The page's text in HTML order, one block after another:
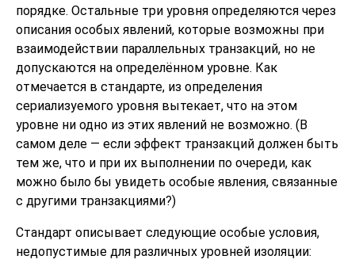
порядке. Остальные три уровня определяются через
описания особых явлений, которые возможны при
взаимодействии параллельных транзакций, но не
допускаются на определённом уровне. Как
отмечается в стандарте, из определения
сериализуемого уровня вытекает, что на этом
уровне ни одно из этих явлений не возможно. (В
самом деле — если эффект транзакций должен быть
тем же, что и при их выполнении по очереди, как
можно было бы увидеть особые явления, связанные
с другими транзакциями?)
Стандарт описывает следующие особые условия,
недопустимые для различных уровней изоляции: